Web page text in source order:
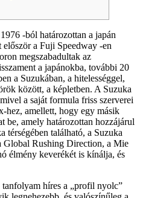
-ból határozottan a japán
először a Fuji Speedway -en
megszabadultak az
a japánokba, további 20
a Suzukában, a hitelességgel,
között, a képletben. A Suzuka
a saját formula friss szerverei
hez, amellett, hogy egy másik
be, amely határozottan hozzájárul
térségében található, a Suzuka
Global Rushing Direction, a Mie
élmény keverékét is kínálja, és
híres a „profil nyolc”